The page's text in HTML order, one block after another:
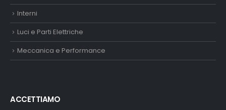
Interni
Luci e Parti Elettriche
Meccanica e Performance
ACCETTIAMO